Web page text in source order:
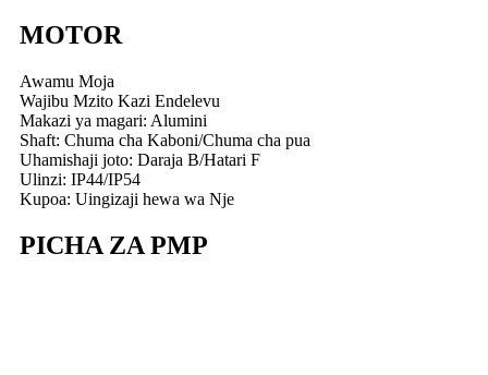
MOTOR
Awamu Moja
Wajibu Mzito Kazi Endelevu
Makazi ya magari: Alumini
Shaft: Chuma cha Kaboni/Chuma cha pua
Uhamishaji joto: Daraja B/Hatari F
Ulinzi: IP44/IP54
Kupoa: Uingizaji hewa wa Nje
PICHA ZA PMP